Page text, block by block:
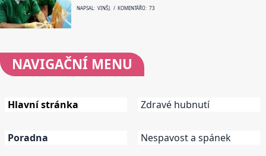
NAPSAL: VINŠ J. / KOMENTÁŘŮ: 73
NAVIGAČNÍ MENU
Hlavní stránka
Poradna
Zdravé hubnutí
Nespavost a spánek